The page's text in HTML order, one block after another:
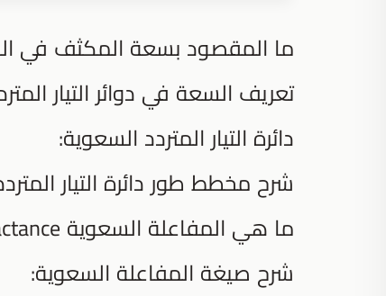
ما المقصود بسعة المكثف في
تعريف السعة في دوائر التيار
دائرة التيار المتردد السعوية:
شرح مخطط طور دائرة التيار
ما هي المفاعلة السعوية Capacitive Reactance؟
شرح صيغة المفاعلة السعوية: